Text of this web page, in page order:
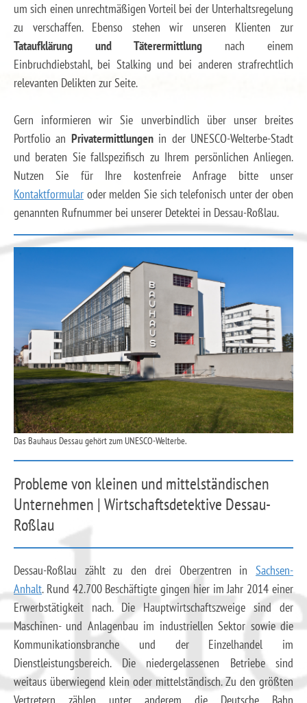
um sich einen unrechtmäßigen Vorteil bei der Unterhaltsregelung
zu verschaffen. Ebenso stehen wir unseren Klienten zur
Tataufklärung und Täterermittlung nach einem
Einbruchdiebstahl, bei Stalking und bei anderen strafrechtlich
relevanten Delikten zur Seite.
Gern informieren wir Sie unverbindlich über unser breites
Portfolio an Privatermittlungenin der UNESCO-Welterbe-Stadt
und beraten Sie fallspezifisch zu Ihrem persönlichen Anliegen.
Nutzen Sie für Ihre kostenfreie Anfrage bitte unser
Kontaktformular oder melden Sie sich telefonisch unter der oben
genannten Rufnummer bei unserer Detektei in Dessau-Roßlau.
Das Bauhaus Dessau gehört zum UNESCO-Welterbe.
Probleme von kleinen und mittelständischen
Unternehmen | Wirtschaftsdetektive Dessau-
Roßlau
Dessau-Roßlau zählt zu den drei Oberzentren in Sachsen-
Anhalt. Rund 42.700 Beschäftigte gingen hier im Jahr 2014 einer
Erwerbstätigkeit nach. Die Hauptwirtschaftszweige sind der
Maschinen- und Anlagenbau im industriellen Sektor sowie die
Kommunikationsbranche und der Einzelhandel im
Dienstleistungsbereich. Die niedergelassenen Betriebe sind
weitaus überwiegend klein oder mittelständisch. Zu den größten